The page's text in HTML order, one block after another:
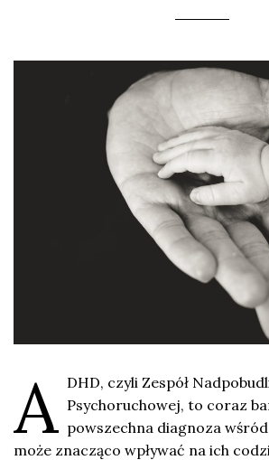
A DHD, czyli Zespół
Psychoruchowej, to coraz
powszechna diagnoza
może znacząco wpływać na ich